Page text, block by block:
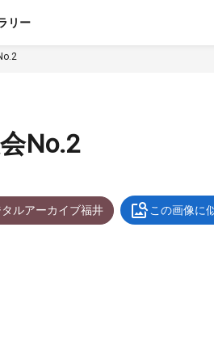
リー
No.2
ルアーカイブ福井 この画像に